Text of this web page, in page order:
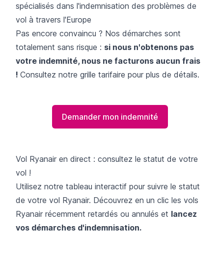
spécialisés dans l'indemnisation des problèmes de
vol à travers l'Europe
Pas encore convaincu ? Nos démarches sont
totalement sans risque : si nous n'obtenons pas
votre indemnité, nous ne facturons aucun frais
! Consultez notre grille tarifaire pour plus de détails.
Demander mon indemnité
Vol Ryanair en direct : consultez le statut de votre
vol !
Utilisez notre tableau interactif pour suivre le statut
de votre vol Ryanair. Découvrez en un clic les vols
Ryanair récemment retardés ou annulés et lancez
vos démarches d'indemnisation.